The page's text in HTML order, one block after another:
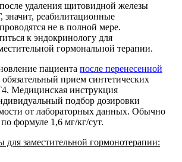
удаления щитовидной железы
реабилитационные
не в полной мере.
к эндокринологу для
гормональной терапии.
пациента после перенесенной
прием синтетических
Медицинская инструкция
подбор дозировки
от лабораторных данных. Обычно
формуле 1,6 мг/кг/сут.
для заместительной гормонотерапии: